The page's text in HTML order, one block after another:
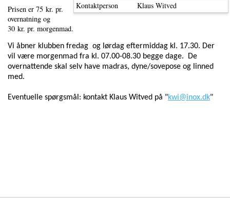
Kontaktperson
Klaus Witved
Prisen er 75 kr. pr.
overnatning og
30 kr. pr. morgenmad.
Vi åbner klubben fredag og lørdag eftermiddag kl. 17.30. Der
vil være morgenmad fra kl. 07.00-08.30 begge dage. De
overnattende skal selv have madras, dyne/sovepose og linned
med.
Eventuelle spørgsmål: kontakt Klaus Witved på "kwi@inox.dk"